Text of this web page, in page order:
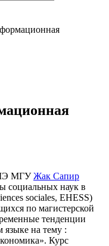
МГУЖак Сапир
социальных наук в
sociales, EHESS)
по магистерской
тенденции
языке на тему :
Курс